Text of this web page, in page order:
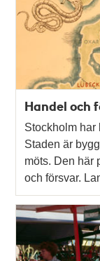
Handel och
Stockholm har
Staden är
möts. Den här
och försvar.